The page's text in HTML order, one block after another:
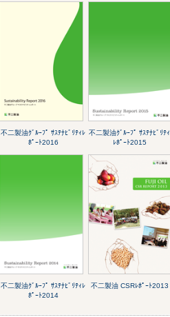
不二製油ｸﾞﾙｰﾌﾟ ｻｽﾃﾅﾋﾞﾘﾃｨﾚ
ﾎﾟｰﾄ2016
不二製油ｸﾞﾙｰﾌﾟ ｻｽﾃﾅﾋﾞﾘﾃｨ
ﾚﾎﾟｰﾄ2015
不二製油ｸﾞﾙｰﾌﾟ ｻｽﾃﾅﾋﾞﾘﾃｨﾚ
ﾎﾟｰﾄ2014
不二製油 CSRﾚﾎﾟｰﾄ2013